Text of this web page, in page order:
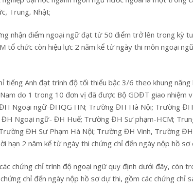
Trung, Nhật;
nhận điểm ngoại ngữ đạt từ 50 điểm trở lên trong kỳ
tổ chức còn hiệu lực 2 năm kể từ ngày thi môn ngoại
tiếng Anh đạt trình độ tối thiểu bậc 3/6 theo khung
do 1 trong 10 đơn vị đã được Bộ GDĐT giao nhiệm
Ngoại ngữ-ĐHQG HN; Trường ĐH Hà Nội; Trường
Ngoại ngữ- ĐH Huế; Trường ĐH Sư phạm-HCM;
ĐH Sư Phạm Hà Nội; Trường ĐH Vinh, Trường ĐH
hạn 2 năm kể từ ngày thi chứng chỉ đến ngày nộp hồ sơ
chứng chỉ trình độ ngoại ngữ quy định dưới đây, còn
chỉ đến ngày nộp hồ sơ dự thi, gồm các chứng chỉ